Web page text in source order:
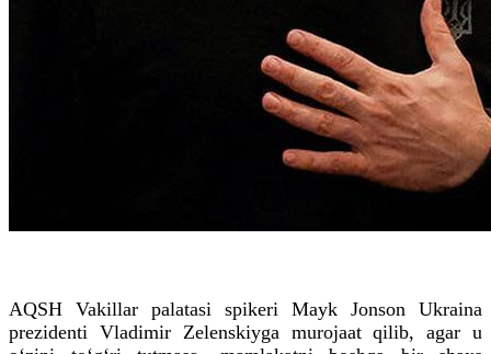
AQSH Vakillar palatasi spikeri Mayk Jonson Ukraina
prezidenti Vladimir Zelenskiyga murojaat qilib, agar u